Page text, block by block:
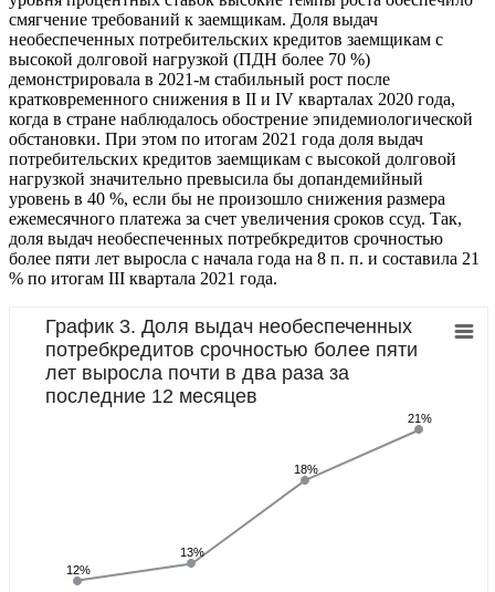
смягчение требований к заемщикам. Доля выдач
необеспеченных потребительских кредитов заемщикам с
высокой долговой нагрузкой (ПДН более 70 %)
демонстрировала в 2021-м стабильный рост после
кратковременного снижения в II и IV кварталах 2020 года,
когда в стране наблюдалось обострение эпидемиологической
обстановки. При этом по итогам 2021 года доля выдач
потребительских кредитов заемщикам с высокой долговой
нагрузкой значительно превысила бы допандемийный
уровень в 40 %, если бы не произошло снижения размера
ежемесячного платежа за счет увеличения сроков ссуд. Так,
доля выдач необеспеченных потребкредитов срочностью
более пяти лет выросла с начала года на 8 п. п. и составила 21
% по итогам III квартала 2021 года.
12%
13%
18%
21%
График 3. Доля выдач необеспеченных
потребкредитов срочностью более пяти
лет выросла почти в два раза за
последние 12 месяцев